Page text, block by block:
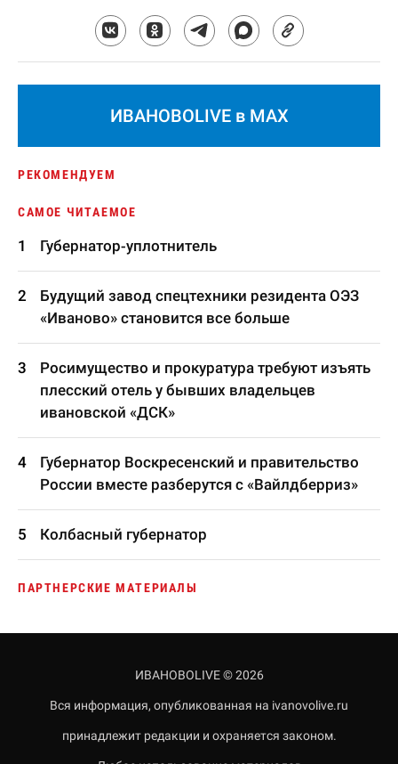
ИВАНОВОLIVE в MAX
РЕКОМЕНДУЕМ
САМОЕ ЧИТАЕМОЕ
Губернатор-уплотнитель
Будущий завод спецтехники резидента ОЭЗ
«Иваново» становится все больше
Росимущество и прокуратура требуют изъять
плесский отель у бывших владельцев
ивановской «ДСК»
Губернатор Воскресенский и правительство
России вместе разберутся с «Вайлдберриз»
Колбасный губернатор
ПАРТНЕРСКИЕ МАТЕРИАЛЫ
ИВАНОВОLIVE © 2026
Вся информация, опубликованная на ivanovolive.ru
принадлежит редакции и охраняется законом.